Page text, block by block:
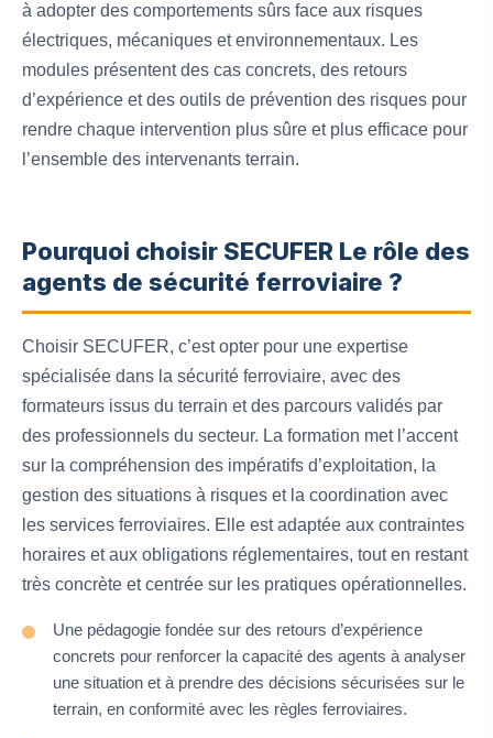
à adopter des comportements sûrs face aux risques
électriques, mécaniques et environnementaux. Les
modules présentent des cas concrets, des retours
d’expérience et des outils de prévention des risques pour
rendre chaque intervention plus sûre et plus efficace pour
l’ensemble des intervenants terrain.
Pourquoi choisir SECUFER Le rôle des
agents de sécurité ferroviaire ?
Choisir SECUFER, c’est opter pour une expertise
spécialisée dans la sécurité ferroviaire, avec des
formateurs issus du terrain et des parcours validés par
des professionnels du secteur. La formation met l’accent
sur la compréhension des impératifs d’exploitation, la
gestion des situations à risques et la coordination avec
les services ferroviaires. Elle est adaptée aux contraintes
horaires et aux obligations réglementaires, tout en restant
très concrète et centrée sur les pratiques opérationnelles.
Une pédagogie fondée sur des retours d’expérience
concrets pour renforcer la capacité des agents à analyser
une situation et à prendre des décisions sécurisées sur le
terrain, en conformité avec les règles ferroviaires.